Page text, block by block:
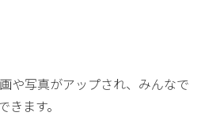
や写真がアップされ、みんなで
ます。